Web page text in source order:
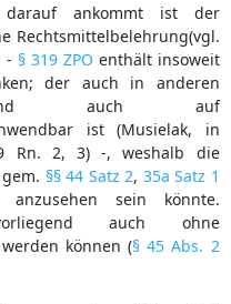
ankommt ist der
Rechtsmittelbelehrung(vgl.
- § 319 ZPO enthält insoweit
der auch in anderen
und auch auf
ist (Musielak, in
Rn. 2, 3) -, weshalb die
§§ 44 Satz 2, 35a Satz 1
sein könnte.
auch ohne
können (§ 45 Abs. 2